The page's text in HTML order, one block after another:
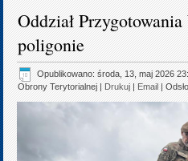
Oddział
poligonie
Opublikowano: środa, 13, maj 2026
Obrony Terytorialnej
Drukuj Email |